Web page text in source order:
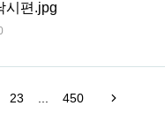
시편.jpg
23 450